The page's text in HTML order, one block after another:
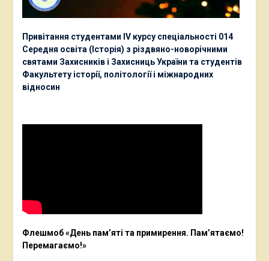
Привітання студентами ІV курсу спеціальності 014
Середня освіта (Історія) з різдвяно-новорічними
святами Захисників і Захисниць України та студентів
Факультету історії, політології і міжнародних
відносин
Флешмоб «День пам’яті та примирення. Пам’ятаємо!
Перемагаємо!»